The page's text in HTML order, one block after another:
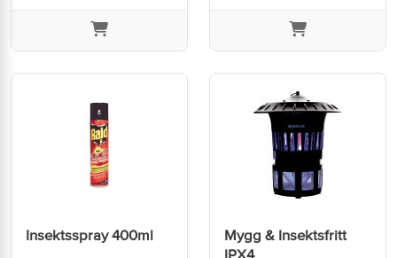
Insektsspray 400ml
Mygg & Insektsfritt